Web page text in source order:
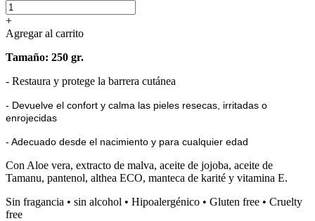
+
Agregar al carrito
Tamaño: 250 gr.
- Restaura y protege la barrera cutánea
- Devuelve el confort y calma las pieles resecas, irritadas o
enrojecidas
- Adecuado desde el nacimiento y para cualquier edad
Con Aloe vera, extracto de malva, aceite de jojoba, aceite de
Tamanu, pantenol, althea ECO, manteca de karité y vitamina E.
Sin fragancia • sin alcohol • Hipoalergénico • Gluten free • Cruelty
free